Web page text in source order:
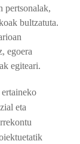
pertsonalak,
bultzatuta.
egoera
egiteari.
eta